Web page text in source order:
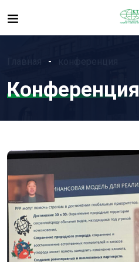
конференция
Конференция